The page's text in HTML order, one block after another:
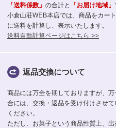
「送料係数」 の合計と 「お届け地域」
小倉山荘WEB本店では、商品をカー
に送料を計算し、表示いたします。
送料自動計算ページはこちら >>
返品交換について
商品には万全を期しておりますが、
合には、交換・返品を受け付けさせ
ください。
ただし、お菓子という商品性質上、